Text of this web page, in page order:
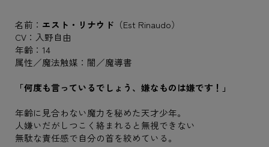
名前： エスト・リナウド （Est Rinaudo）
CV：入野自由
年齢：14
属性／魔法触媒：闇／魔導書
「何度も言っているでしょう、嫌なものは嫌です！」
年齢に見合わない魔力を秘めた天才少年。
人嫌いだがしつこく絡まれると無視できない
無駄な責任感で自分の首を絞めている。